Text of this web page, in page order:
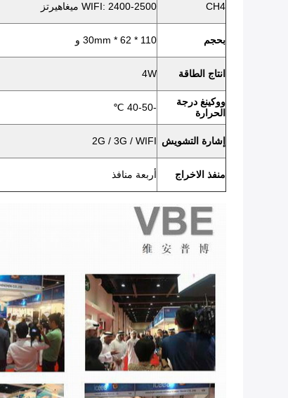
CH4 WIFI: 2400-2500 ميغاهيرتز
بحجم 110 * 62 * 30mm و
انتاج الطاقة 4W
ووكينغ درجة
الحرارة
-40-50 ℃
إشارة التشويش 2G / 3G / WIFI
منفذ الاخراج أربعة منافذ